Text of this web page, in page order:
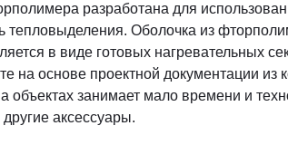
разработана для
Оболочка из
в виде готовых нагревательных
на основе проектной документации
занимает мало времени и
аксессуары.